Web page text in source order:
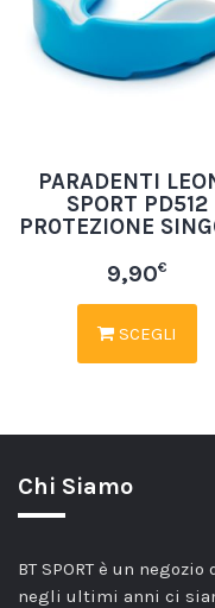
PARADENTI
SPORT PD512
PR0TEZIONE
9,90€
SCEGLI
Chi Siamo
BT SPORT è un
negli ultimi anni ci